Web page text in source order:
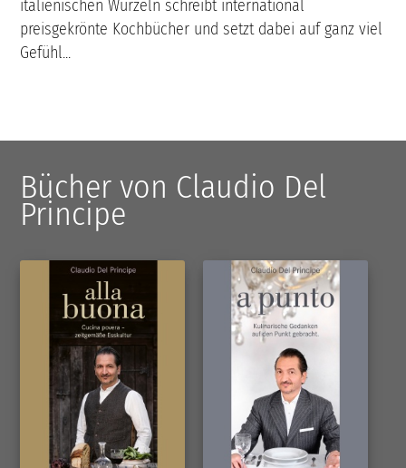
italienischen Wurzeln schreibt international
preisgekrönte Kochbücher und setzt dabei auf ganz viel
Gefühl...
Bücher von Claudio Del
Principe